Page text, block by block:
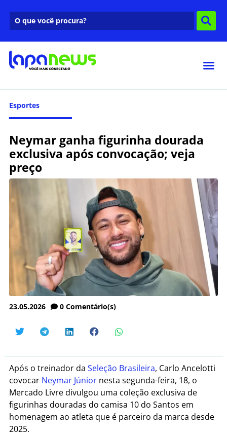
Esportes
Neymar ganha figurinha dourada
exclusiva após convocação; veja
preço
23.05.2026 0 Comentário(s)
Após o treinador da Seleção Brasileira, Carlo Ancelotti
covocar Neymar Júnior nesta segunda-feira, 18, o
Mercado Livre divulgou uma coleção exclusiva de
figurinhas douradas do camisa 10 do Santos em
homenagem ao atleta que é parceiro da marca desde
2025.